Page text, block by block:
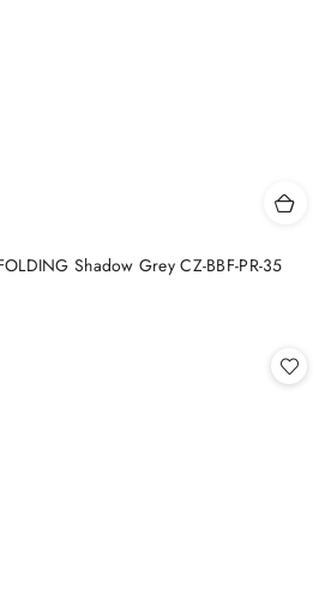
Shadow Grey CZ-BBF-PR-35